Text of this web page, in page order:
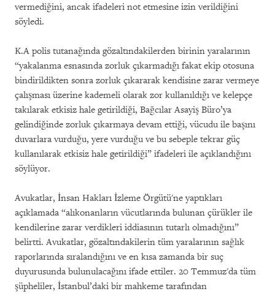
vermediğini, ancak ifadeleri not etmesine izin verildiğini
söyledi.
K.A polis tutanağında gözaltındakilerden birinin yaralarının
“yakalanma esnasında zorluk çıkarmadığı fakat ekip otosuna
bindirildikten sonra zorluk çıkararak kendisine zarar vermeye
çalışması üzerine kademeli olarak zor kullanıldığı ve kelepçe
takılarak etkisiz hale getirildiği, Bağcılar Asayiş Büro’ya
gelindiğinde zorluk çıkarmaya devam ettiği, vücudu ile başını
duvarlara vurduğu, yere vurduğu ve bu sebeple tekrar güç
kullanılarak etkisiz hale getirildiği” ifadeleri ile açıklandığını
söylüyor.
Avukatlar, İnsan Hakları İzleme Örgütü'ne yaptıkları
açıklamada “alıkonanların vücutlarında bulunan çürükler ile
kendilerine zarar verdikleri iddiasının tutarlı olmadığını”
belirtti. Avukatlar, gözaltındakilerin tüm yaralarının sağlık
raporlarında sıralandığını ve en kısa zamanda bir suç
duyurusunda bulunulacağını ifade ettiler. 20 Temmuz'da tüm
şüpheliler, İstanbul’daki bir mahkeme tarafından